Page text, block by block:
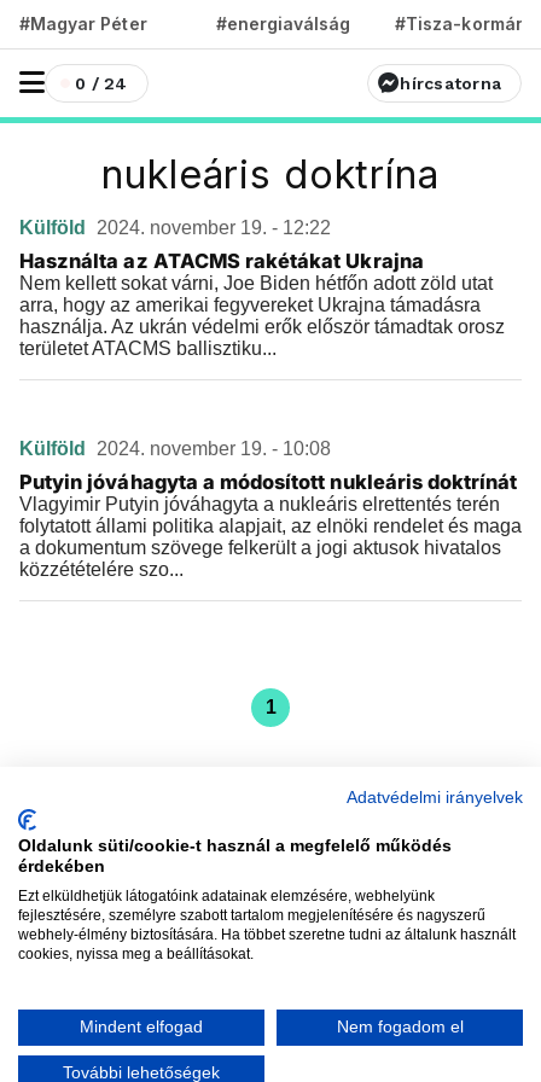
#Magyar Péter #energiaválság #Tisza-kormány
0 / 24 hírcsatorna
nukleáris doktrína
Külföld 2024. november 19. - 12:22
Használta az ATACMS rakétákat Ukrajna
Nem kellett sokat várni, Joe Biden hétfőn adott zöld utat
arra, hogy az amerikai fegyvereket Ukrajna támadásra
használja. Az ukrán védelmi erők először támadtak orosz
területet ATACMS ballisztiku...
Külföld 2024. november 19. - 10:08
Putyin jóváhagyta a módosított nukleáris doktrínát
Vlagyimir Putyin jóváhagyta a nukleáris elrettentés terén
folytatott állami politika alapjait, az elnöki rendelet és maga
a dokumentum szövege felkerült a jogi aktusok hivatalos
közzétételére szo...
1
Szerkesztőség:szerk@vadhajtasok.hu
Modi:moderator@vadhajtasok.hu
AdatvédelemImpresszumSzerzői jogok
2018 Vadhajtások.hu
Adatvédelmi irányelvek
Oldalunk süti/cookie-t használ a megfelelő működés
érdekében
Ezt elküldhetjük látogatóink adatainak elemzésére, webhelyünk
fejlesztésére, személyre szabott tartalom megjelenítésére és nagyszerű
webhely-élmény biztosítására. Ha többet szeretne tudni az általunk használt
cookies, nyissa meg a beállításokat.
Mindent elfogad Nem fogadom el
További lehetőségek